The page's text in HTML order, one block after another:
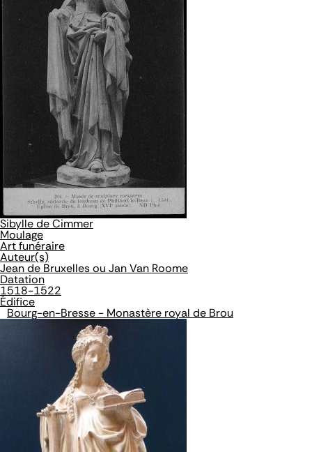
Sibylle de Cimmer
Moulage
Art funéraire
Auteur(s)
Jean de Bruxelles ou Jan Van Roome
Datation
1518-1522
Édifice
Bourg-en-Bresse - Monastère royal de Brou